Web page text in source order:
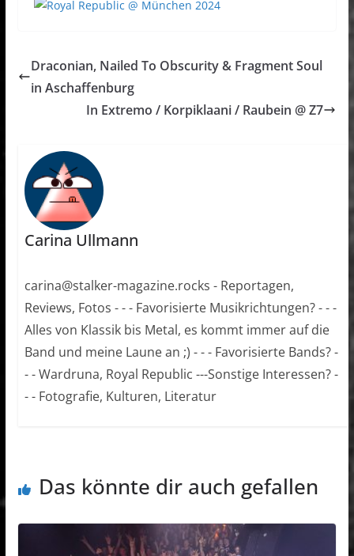
Draconian, Nailed To Obscurity & Fragment Soul
in Aschaffenburg
In Extremo / Korpiklaani / Raubein @ Z7
Carina Ullmann
carina@stalker-magazine.rocks - Reportagen,
Reviews, Fotos - - - Favorisierte Musikrichtungen? - - -
Alles von Klassik bis Metal, es kommt immer auf die
Band und meine Laune an ;) - - - Favorisierte Bands? -
- - Wardruna, Royal Republic ---Sonstige Interessen? -
- - Fotografie, Kulturen, Literatur
Das könnte dir auch gefallen